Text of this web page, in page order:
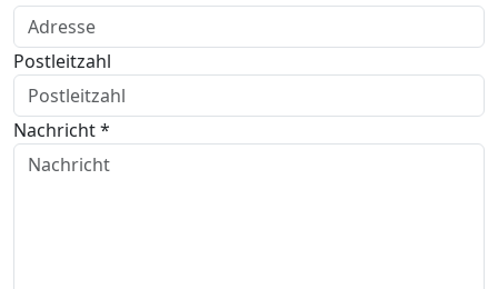
Postleitzahl
Nachricht *